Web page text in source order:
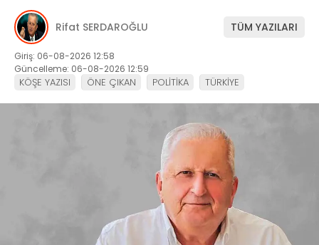
Rifat SERDAROĞLU TÜM YAZILARI
Giriş: 06-08-2026 12:58
Güncelleme: 06-08-2026 12:59
KÖŞE YAZISI ÖNE ÇIKAN POLİTİKA TÜRKİYE